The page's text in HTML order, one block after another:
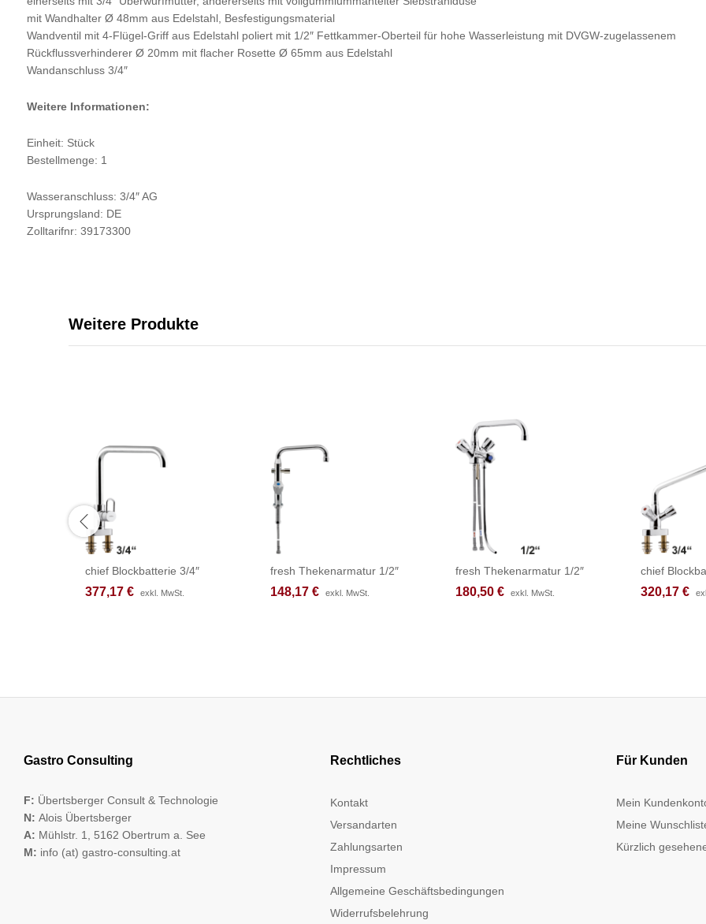
mit Wandhalter Ø 48mm aus Edelstahl, Besfestigungsmaterial
Wandventil mit 4-Flügel-Griff aus Edelstahl poliert mit 1/2″ Fettkammer-Oberteil für hohe Wasserleistung mit DVGW-zugelassenem
Rückflussverhinderer Ø 20mm mit flacher Rosette Ø 65mm aus Edelstahl
Wandanschluss 3/4″
Weitere Informationen:
Einheit: Stück
Bestellmenge: 1
Wasseranschluss: 3/4″ AG
Ursprungsland: DE
Zolltarifnr: 39173300
Weitere Produkte
chief Blockbatterie 3/4″
377,17 € exkl. MwSt.
377,17 € exkl. MwSt.
fresh Thekenarmatur 1/2″
148,17 € exkl. MwSt.
148,17 € exkl. MwSt.
fresh Thekenarmatur 1/2″
180,50 € exkl. MwSt.
180,50 € exkl. MwSt.
chief
320,17 €
320,17 €
Gastro Consulting
F: Übertsberger Consult & Technologie
N: Alois Übertsberger
A: Mühlstr. 1, 5162 Obertrum a. See
M: info (at) gastro-consulting.at
Rechtliches
Kontakt
Versandarten
Zahlungsarten
Impressum
Allgemeine Geschäftsbedingungen
Widerrufsbelehrung
Für Kunden
Mein
Meine
Kürzlich